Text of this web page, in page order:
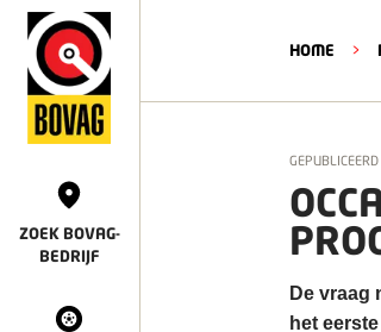
ZOEK BOVAG-
BEDRIJF
HOME >
GEPUBLICEERD
De vraag
het